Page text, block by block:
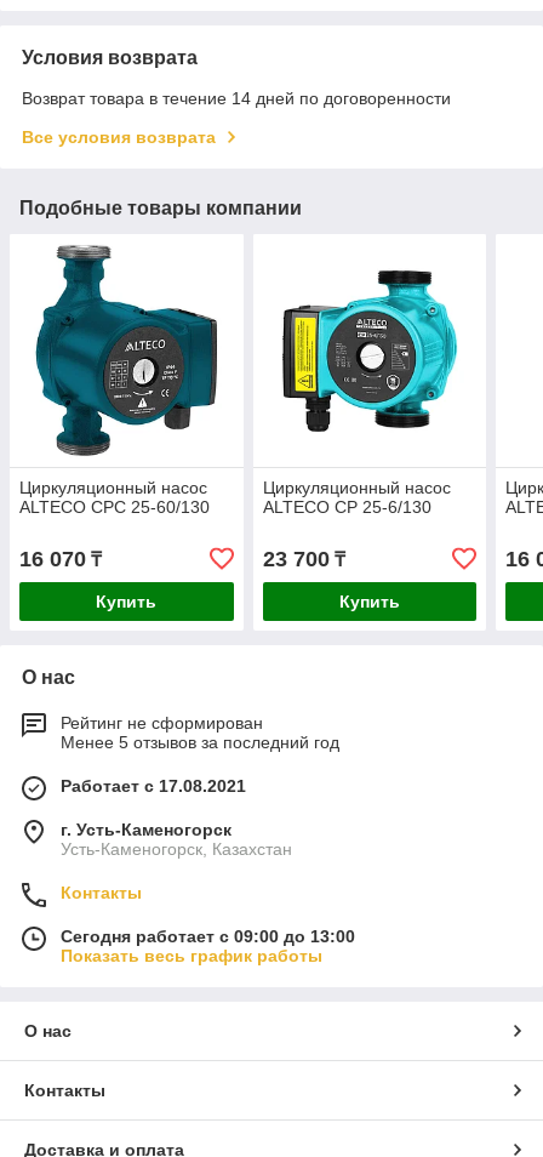
Условия возврата
Возврат товара в течение 14 дней по договоренности
Все условия возврата
Подобные товары компании
Циркуляционный насос
ALTECO CPC 25-60/130
16 070 ₸
Купить
Циркуляционный насос
ALTECO CP 25-6/130
23 700₸
Купить
16
О нас
Рейтинг не сформирован
Менее 5 отзывов за последний год
Работает с 17.08.2021
г. Усть-Каменогорск
Усть-Каменогорск, Казахстан
Контакты
Сегодня работает с 09:00 до 13:00
Показать весь график работы
О нас
Контакты
Доставка и оплата